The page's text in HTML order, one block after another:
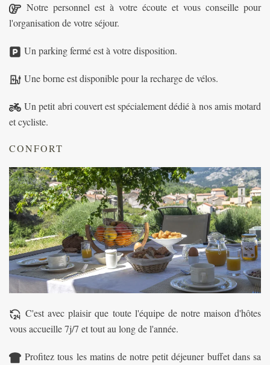
Notre personnel est à votre écoute et vous conseille pour
l'organisation de votre séjour.
Un parking fermé est à votre disposition.
Une borne est disponible pour la recharge de vélos.
Un petit abri couvert est spécialement dédié à nos amis motard
et cycliste.
CONFORT
C'est avec plaisir que toute l'équipe de notre maison d'hôtes
vous accueille 7j/7 et tout au long de l'année.
Profitez tous les matins de notre petit déjeuner buffet dans sa